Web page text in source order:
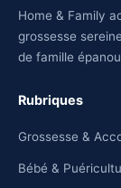
Home & Family
grossesse
de famille
Rubriques
Grossesse &
Bébé &